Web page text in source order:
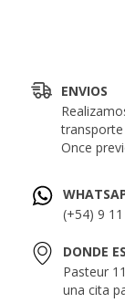
ENVIOS
Once
(+54) 9
DONDE
Pasteur
una cita